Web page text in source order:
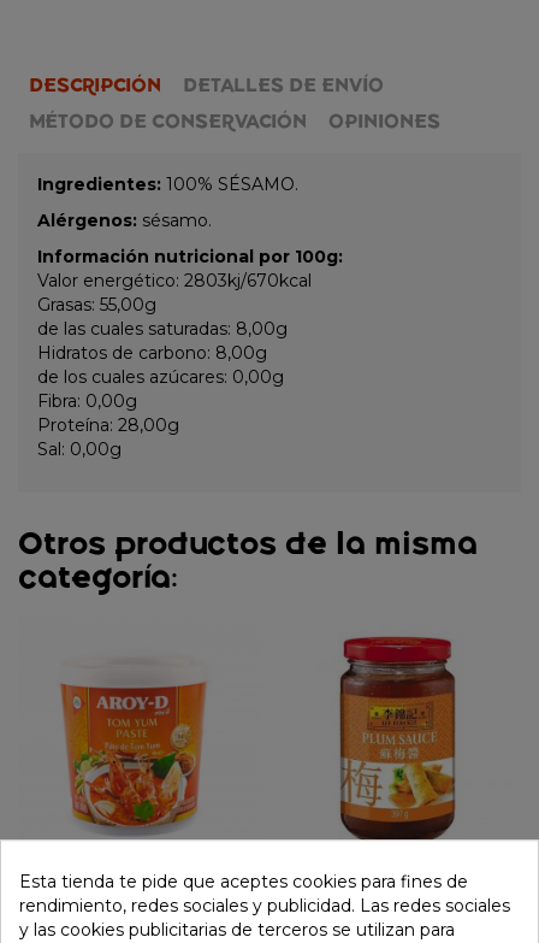
DESCRIPCIÓN
DETALLES DE ENVÍO
MÉTODO DE CONSERVACIÓN
OPINIONES
Ingredientes: 100% SÉSAMO.
Alérgenos: sésamo.
Información nutricional por 100g:
Valor energético: 2803kj/670kcal
Grasas: 55,00g
de las cuales saturadas: 8,00g
Hidratos de carbono: 8,00g
de los cuales azúcares: 0,00g
Fibra: 0,00g
Proteína: 28,00g
Sal: 0,00g
Otros productos de la misma
categoría:
Pasta tom yum kung
(AROY-D) 400g
Salsa ciruelas (LKK) 397g
Esta tienda te pide que aceptes cookies para fines de
rendimiento, redes sociales y publicidad. Las redes sociales
y las cookies publicitarias de terceros se utilizan para